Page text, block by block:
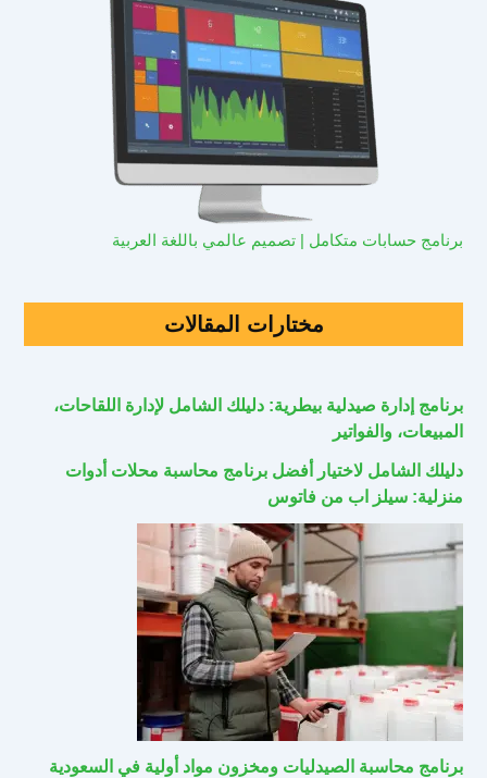
برنامج حسابات متكامل | تصميم عالمي باللغة العربية
مختارات المقالات
برنامج إدارة صيدلية بيطرية: دليلك الشامل لإدارة اللقاحات،
المبيعات، والفواتير
دليلك الشامل لاختيار أفضل برنامج محاسبة محلات أدوات
منزلية: سيلز اب من فاتوس
برنامج محاسبة الصيدليات ومخزون مواد أولية في السعودية